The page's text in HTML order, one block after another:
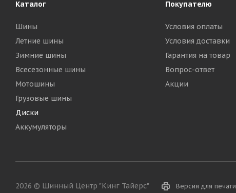
Каталог
Шины
Летние шины
Зимние шины
Всесезонные шины
Мотошины
Грузовые шины
Диски
Аккумуляторы
Покупателю
Условия оплаты
Условия доставки
Гарантия на товар
Вопрос-ответ
Акции
2026 © Шинный Центр "Кинг Тайерс" Версия для печати